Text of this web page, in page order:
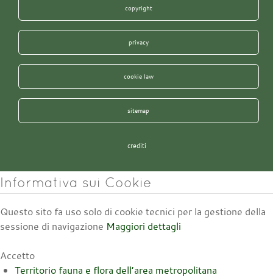
copyright
privacy
cookie law
sitemap
crediti
Informativa sui Cookie
Questo sito fa uso solo di cookie tecnici per la gestione della
sessione di navigazione Maggiori dettagli
Accetto
Territorio fauna e flora dell’area metropolitana